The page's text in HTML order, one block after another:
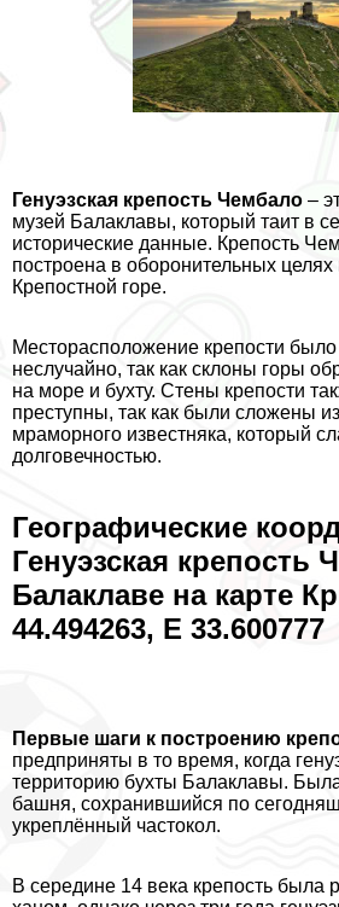
Генуэзская крепость Чембало –
музей Балаклавы, который таит в
исторические данные. Крепость
построена в оборонительных целях
Крепостной горе.
Месторасположение крепости
неслучайно, так как склоны горы
на море и бухту. Стены крепости
преступны, так как были сложены
мраморного известняка, который
долговечностью.
Географические
Генуэзская крепость
Балаклаве на карте
44.494263, E 33.600777
Первые шаги к построению
предприняты в то время, когда
территорию бухты Балаклавы.
башня, сохранившийся по
укреплённый частокол.
В середине 14 века крепость была